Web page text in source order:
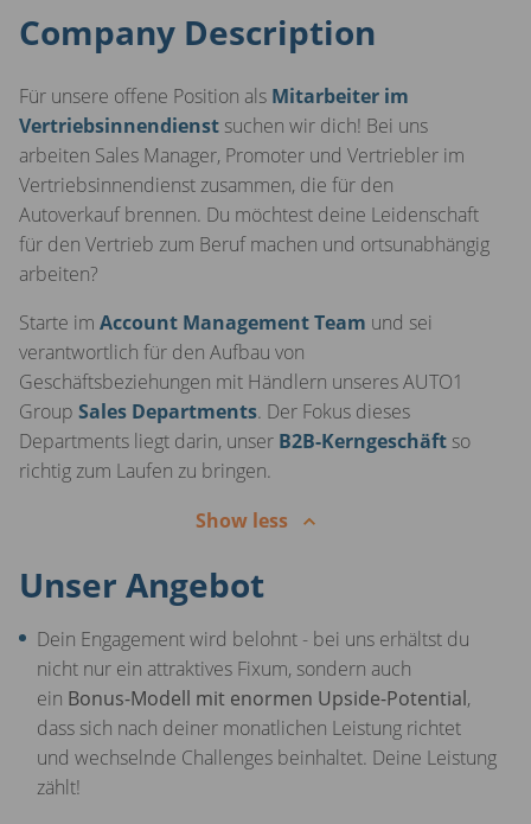
Company Description
Für unsere offene Position als Mitarbeiter im
Vertriebsinnendienst suchen wir dich! Bei uns
arbeiten Sales Manager, Promoter und Vertriebler im
Vertriebsinnendienst zusammen, die für den
Autoverkauf brennen. Du möchtest deine Leidenschaft
für den Vertrieb zum Beruf machen und ortsunabhängig
arbeiten?
Starte im Account Management Team und sei
verantwortlich für den Aufbau von
Geschäftsbeziehungen mit Händlern unseres AUTO1
Group Sales Departments. Der Fokus dieses
Departments liegt darin, unser B2B-Kerngeschäft so
richtig zum Laufen zu bringen.
Show less
Unser Angebot
Dein Engagement wird belohnt - bei uns erhältst du
nicht nur ein attraktives Fixum, sondern auch
ein Bonus-Modell mit enormen Upside-Potential,
dass sich nach deiner monatlichen Leistung richtet
und wechselnde Challenges beinhaltet. Deine Leistung
zählt!